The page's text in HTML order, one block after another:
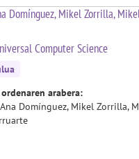
Domínguez, Mikel Zorrilla,
Computer Science
arabera:
Domínguez, Mikel Zorrilla,